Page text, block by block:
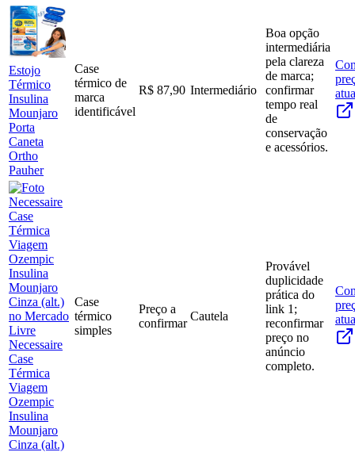
Estojo
Térmico
Insulina
Mounjaro
Porta
Caneta
Ortho
Pauher
Case
térmico de
marca
identificável
R$ 87,90 Intermediário
Boa opção
intermediária
pela clareza
de marca;
confirmar
tempo real
de
conservação
e acessórios.
Necessaire
Case
Térmica
Viagem
Ozempic
Insulina
Mounjaro
Cinza (alt.)
Case
térmico
simples
Preço a
confirmar
Cautela
Provável
duplicidade
prática do
link 1;
reconfirmar
preço no
anúncio
completo.